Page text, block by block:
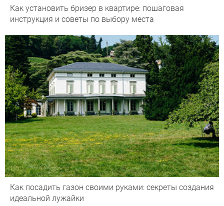
Как установить бризер в квартире: пошаговая
инструкция и советы по выбору места
Как посадить газон своими руками: секреты создания
идеальной лужайки